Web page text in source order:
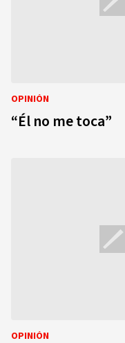
OPINIÓN
“Él no me toca”
OPINIÓN